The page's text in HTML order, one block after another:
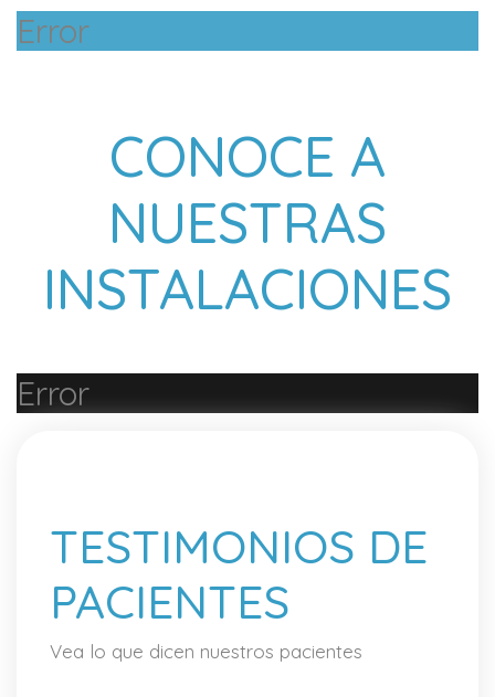
Error
CONOCE A
NUESTRAS
INSTALACIONES
Error
TESTIMONIOS DE
PACIENTES
Vea lo que dicen nuestros pacientes